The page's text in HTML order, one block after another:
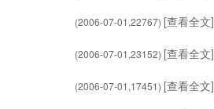
(2006-07-01,22767) [查看全文]
(2006-07-01,23152) [查看全文]
(2006-07-01,17451) [查看全文]